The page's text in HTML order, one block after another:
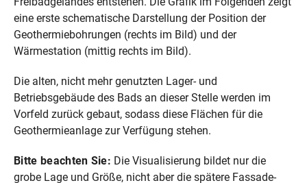
eine erste schematische Darstellung der Position der
Geothermiebohrungen (rechts im Bild) und der
Wärmestation (mittig rechts im Bild).
Die alten, nicht mehr genutzten Lager- und
Betriebsgebäude des Bads an dieser Stelle werden im
Vorfeld zurück gebaut, sodass diese Flächen für die
Geothermieanlage zur Verfügung stehen.
Bitte beachten Sie: Die Visualisierung bildet nur die
grobe Lage und Größe, nicht aber die spätere Fassade-